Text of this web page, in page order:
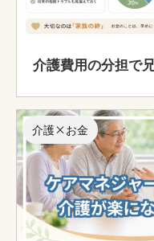
介護費用の分担で
介護×お金